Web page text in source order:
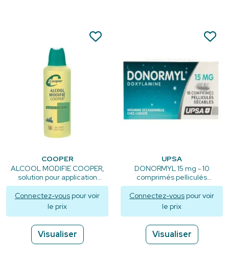
COOPER
ALCOOL MODIFIE COOPER,
solution pour application
cutanée - 125ml
Connectez-vous pour voir
le prix
Visualiser
UPSA
DONORMYL 15 mg - 10
comprimés pelliculés
sécables
Connectez-vous pour voir
le prix
Visualiser